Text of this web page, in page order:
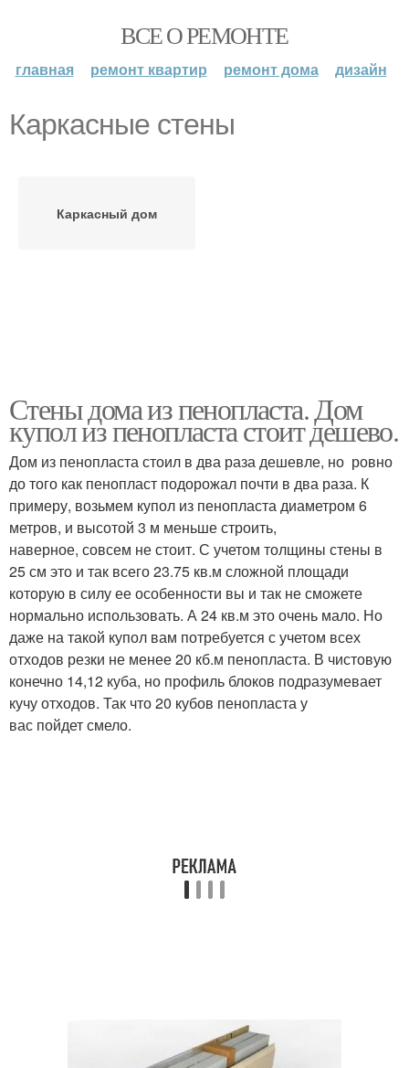
ВСЕ О РЕМОНТЕ
главная ремонт квартир ремонт дома дизайн
Каркасные стены
Каркасный дом
Стены дома из пенопласта. Дом
купол из пенопласта стоит дешево.
Дом из пенопласта стоил в два раза дешевле, но ровно
до того как пенопласт подорожал почти в два раза. К
примеру, возьмем купол из пенопласта диаметром 6
метров, и высотой 3 м меньше строить,
наверное, совсем не стоит. С учетом толщины стены в
25 см это и так всего 23.75 кв.м сложной площади
которую в силу ее особенности вы и так не сможете
нормально использовать. А 24 кв.м это очень мало. Но
даже на такой купол вам потребуется с учетом всех
отходов резки не менее 20 кб.м пенопласта. В чистовую
конечно 14,12 куба, но профиль блоков подразумевает
кучу отходов. Так что 20 кубов пенопласта у
вас пойдет смело.